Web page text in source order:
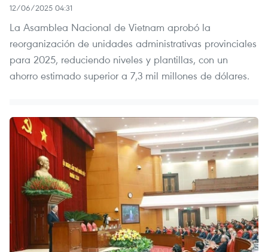
12/06/2025 04:31
La Asamblea Nacional de Vietnam aprobó la
reorganización de unidades administrativas provinciales
para 2025, reduciendo niveles y plantillas, con un
ahorro estimado superior a 7,3 mil millones de dólares.